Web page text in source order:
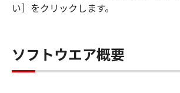
８．契約期間
記のボタンをクリックした時点、
フトウェア」をインストールした時
し、下記(2)または(3)により終了
い］をクリックします。
ソフトウエア概要